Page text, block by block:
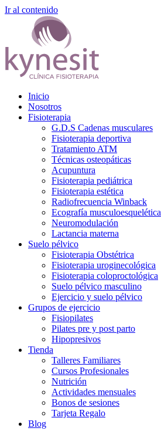
Ir al contenido
Inicio
Nosotros
Fisioterapia
G.D.S Cadenas musculares
Fisioterapia deportiva
Tratamiento ATM
Técnicas osteopáticas
Acupuntura
Fisioterapia pediátrica
Fisioterapia estética
Radiofrecuencia Winback
Ecografía musculoesquelética
Neuromodulación
Lactancia materna
Suelo pélvico
Fisioterapia Obstétrica
Fisioterapia uroginecológica
Fisioterapia coloproctológica
Suelo pélvico masculino
Ejercicio y suelo pélvico
Grupos de ejercicio
Fisiopilates
Pilates pre y post parto
Hipopresivos
Tienda
Talleres Familiares
Cursos Profesionales
Nutrición
Actividades mensuales
Bonos de sesiones
Tarjeta Regalo
Blog